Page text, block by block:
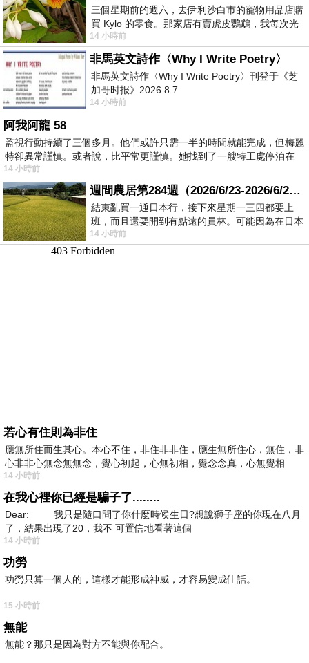
三個星期前的週六，去伊利沙白市的寵物用品店購
買 Kylo 的零食。那家店有賣虎皮鸚鵡，我每次光
顧都會去看一下。他們偶爾會引進 C
14 小時前
非馬英文詩作〈Why I Write Poetry〉
非馬英文詩作〈Why I Write Poetry〉刊登于《芝
加哥时报》2026.8.7
14 小時前
阿我阿龍 58
監視行動持續了三個多月。他們或許只需一半的時間就能完成，但梅麗
特卻異常謹慎。或者說，比平常更謹慎。她找到了一艘特工處停泊在
14 小時前
週間農居第284週（2026/6/23-2026/6/24) 夏至 金黃稻浪洋溢豐收喜悅
結束亂買一通日本行，接下來星期一三四都要上
班，而且還要開到有點遠的員林。可能因為在日本
花不少錢，星期一出門上班時，心裡沒有一
14 小時前
若心有住則為非住
應無所住而生其心。本心不住，非住非非住，應生無所住心，無住，非
心非非心無念無無念，覺心初起，心無初相，覺念念真，心無覺相
14 小時前
在我心裡你已經是騙子了........
Dear: 我只是隨口問了你什麼時候生日?想說獅子座的你現在八月
了，結果出現了20，我不 可置信地看著這個
14 小時前
功勞
功勞只算一個人的，這樣才能形成神威，才容易變成佳話。
15 小時前
無能
無能？那只是因為對方不能與你配合。